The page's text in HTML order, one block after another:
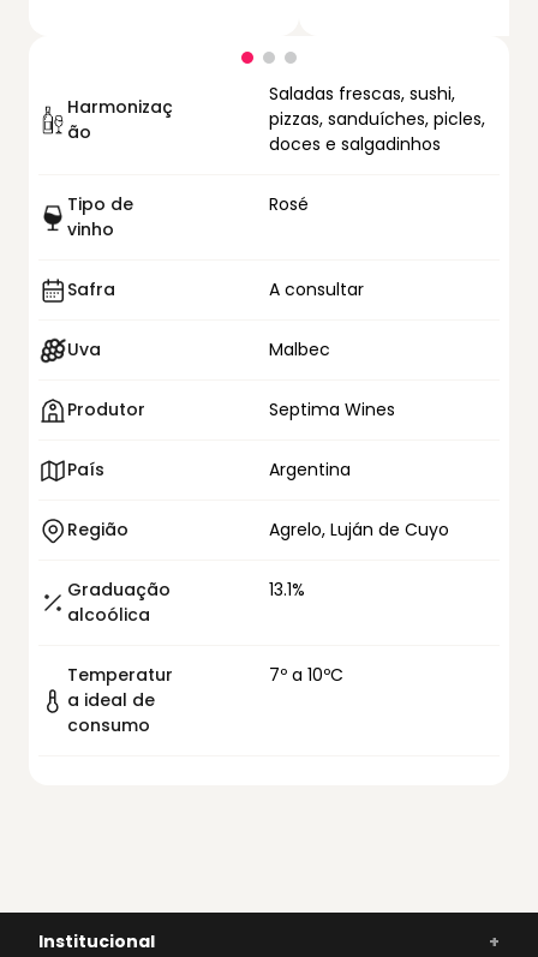
Harmonizaç
ão
Saladas frescas, sushi,
pizzas, sanduíches, picles,
doces e salgadinhos
Tipo de
vinho
Rosé
Safra A consultar
Uva Malbec
Produtor Septima Wines
País Argentina
Região Agrelo, Luján de Cuyo
Graduação
alcoólica
13.1%
Temperatur
a ideal de
consumo
7º a 10ºC
Institucional +